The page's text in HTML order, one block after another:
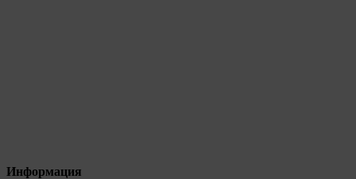
Информация